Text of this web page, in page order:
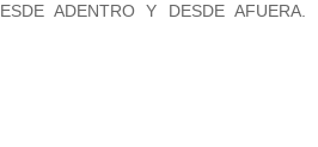
ADENTRO Y DESDE AFUERA.